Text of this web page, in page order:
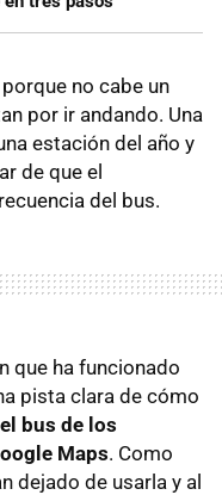
no cabe un
por ir andando. Una
estación del año y
de que el
del bus.
que ha funcionado
pista clara de cómo
bus de los
Maps. Como
dejado de usarla y al